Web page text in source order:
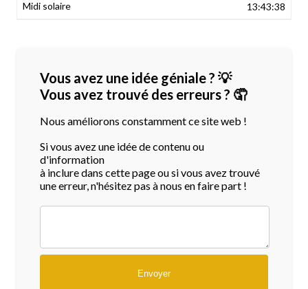
13:43:38
Vous avez une idée géniale ? 💡
Vous avez trouvé des erreurs ? 🤦
Nous améliorons constamment ce site web !
Si vous avez une idée de contenu ou
d'information
à inclure dans cette page ou si vous avez trouvé
une erreur, n'hésitez pas à nous en faire part !